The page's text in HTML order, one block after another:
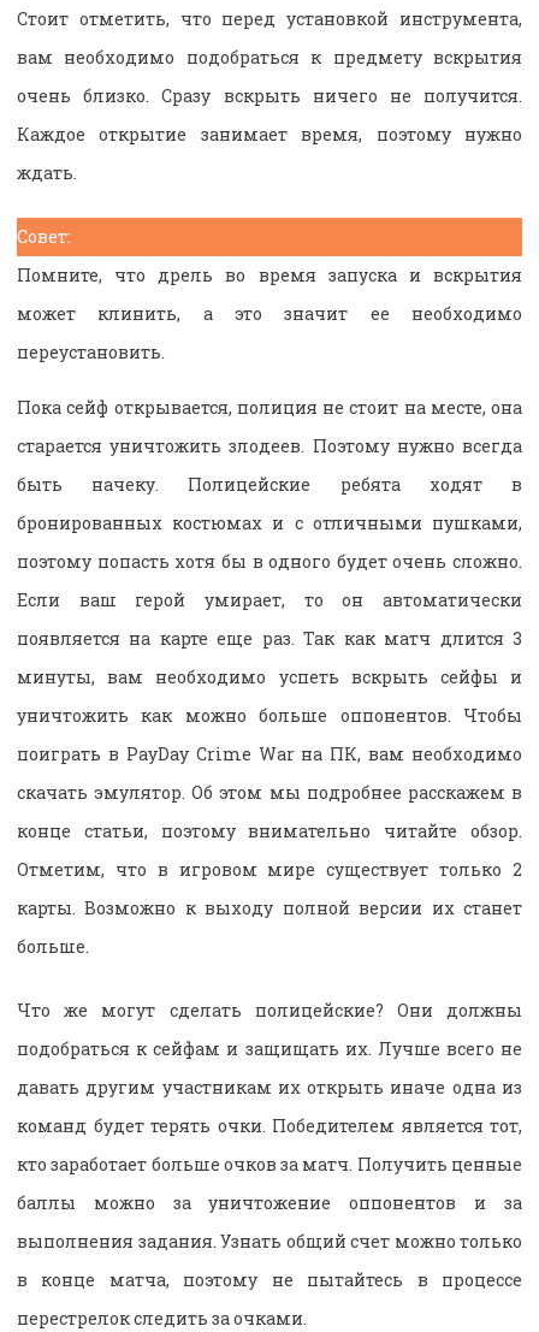
Стоит отметить, что перед установкой инструмента,
вам необходимо подобраться к предмету вскрытия
очень близко. Сразу вскрыть ничего не получится.
Каждое открытие занимает время, поэтому нужно
ждать.
Совет:
Помните, что дрель во время запуска и вскрытия
может клинить, а это значит ее необходимо
переустановить.
Пока сейф открывается, полиция не стоит на месте, она
старается уничтожить злодеев. Поэтому нужно всегда
быть начеку. Полицейские ребята ходят в
бронированных костюмах и с отличными пушками,
поэтому попасть хотя бы в одного будет очень сложно.
Если ваш герой умирает, то он автоматически
появляется на карте еще раз. Так как матч длится 3
минуты, вам необходимо успеть вскрыть сейфы и
уничтожить как можно больше оппонентов. Чтобы
поиграть в PayDay Crime War на ПК, вам необходимо
скачать эмулятор. Об этом мы подробнее расскажем в
конце статьи, поэтому внимательно читайте обзор.
Отметим, что в игровом мире существует только 2
карты. Возможно к выходу полной версии их станет
больше.
Что же могут сделать полицейские? Они должны
подобраться к сейфам и защищать их. Лучше всего не
давать другим участникам их открыть иначе одна из
команд будет терять очки. Победителем является тот,
кто заработает больше очков за матч. Получить ценные
баллы можно за уничтожение оппонентов и за
выполнения задания. Узнать общий счет можно только
в конце матча, поэтому не пытайтесь в процессе
перестрелок следить за очками.